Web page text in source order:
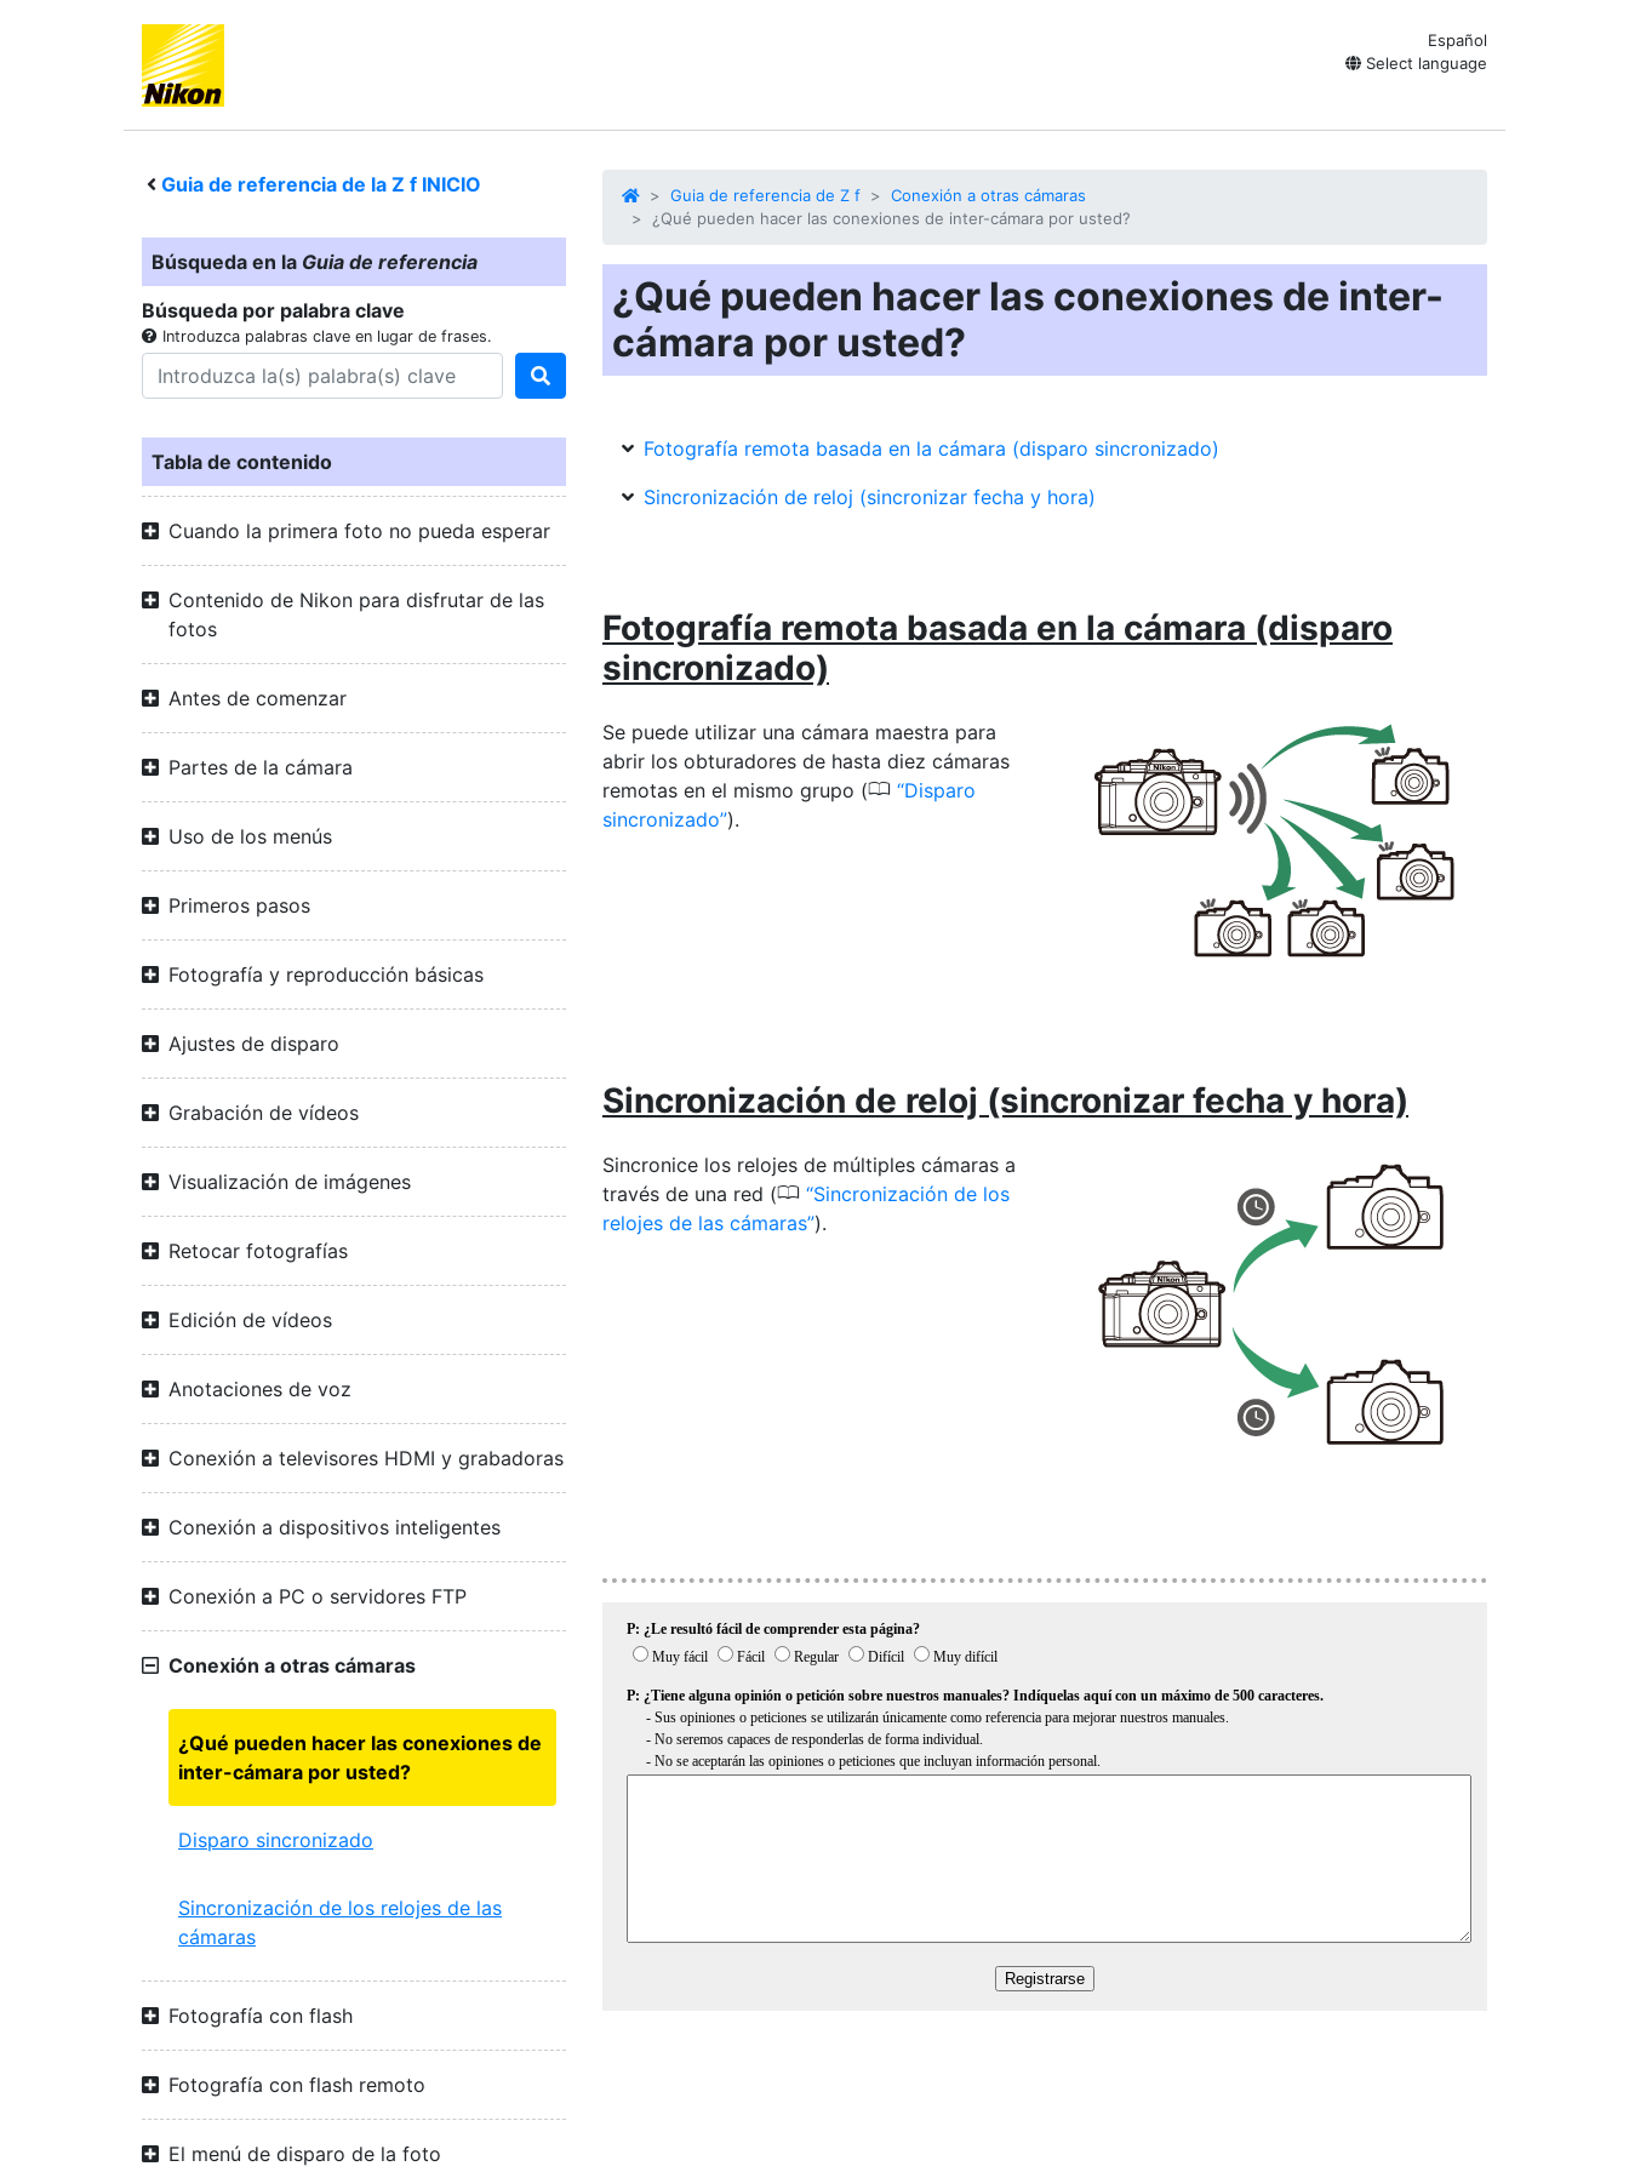
Español
Select language
Guia de referencia de la Z f INICIO
Búsqueda en la Guia de referencia
Búsqueda por palabra clave
Introduzca palabras clave en lugar de frases.
Tabla de contenido
Cuando la primera foto no pueda esperar
Contenido de Nikon para disfrutar de las
fotos
Antes de comenzar
Partes de la cámara
Uso de los menús
Primeros pasos
Fotografía y reproducción básicas
Ajustes de disparo
Grabación de vídeos
Visualización de imágenes
Retocar fotografías
Edición de vídeos
Anotaciones de voz
Conexión a televisores HDMI y grabadoras
Conexión a dispositivos inteligentes
Conexión a PC o servidores FTP
Conexión a otras cámaras
¿Qué pueden hacer las conexiones de
inter-cámara por usted?
Disparo sincronizado
Sincronización de los relojes de las
cámaras
Fotografía con flash
Fotografía con flash remoto
El menú de disparo de la foto
Guia de referencia de Z f
Conexión a otras cámaras
¿Qué pueden hacer las conexiones de inter-cámara por usted?
¿Qué pueden hacer las conexiones de inter-
cámara por usted?
Fotografía remota basada en la cámara (disparo sincronizado)
Sincronización de reloj (sincronizar fecha y hora)
Fotografía remota basada en la cámara (disparo
sincronizado)
Se puede utilizar una cámara maestra para
abrir los obturadores de hasta diez cámaras
remotas en el mismo grupo (0 Disparo
sincronizado ).
Sincronización de reloj (sincronizar fecha y hora)
Sincronice los relojes de múltiples cámaras a
través de una red (0 Sincronización de los
relojes de las cámaras ).